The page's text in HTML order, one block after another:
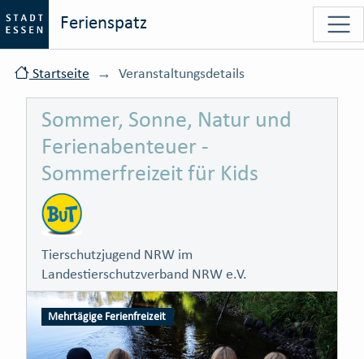
Ferienspatz
Startseite Veranstaltungsdetails
Sommer, Sonne, Natur und
Ferienabenteuer -
Sommerfreizeit für Kids
Tierschutzjugend NRW im
Landestierschutzverband NRW e.V.
Mehrtägige Ferienfreizeit